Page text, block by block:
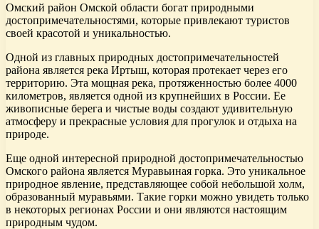
Омский район Омской области богат природными
достопримечательностями, которые привлекают туристов
своей красотой и уникальностью.
Одной из главных природных достопримечательностей
района является река Иртыш, которая протекает через его
территорию. Эта мощная река, протяженностью более 4000
километров, является одной из крупнейших в России. Ее
живописные берега и чистые воды создают удивительную
атмосферу и прекрасные условия для прогулок и отдыха на
природе.
Еще одной интересной природной достопримечательностью
Омского района является Муравьиная горка. Это уникальное
природное явление, представляющее собой небольшой холм,
образованный муравьями. Такие горки можно увидеть только
в некоторых регионах России и они являются настоящим
природным чудом.